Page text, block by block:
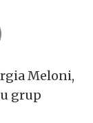
Meloni,
grup